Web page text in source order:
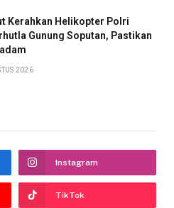
Kerahkan Helikopter Polri
Gunung Soputan, Pastikan
2026
Instagram
TikTok